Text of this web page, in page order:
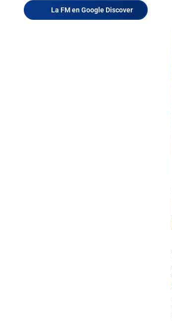
La FM en Google Discover